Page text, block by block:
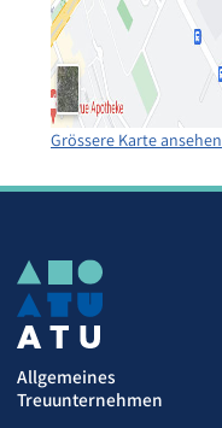
Grössere Karte ansehen
Allgemeines
Treuunternehmen